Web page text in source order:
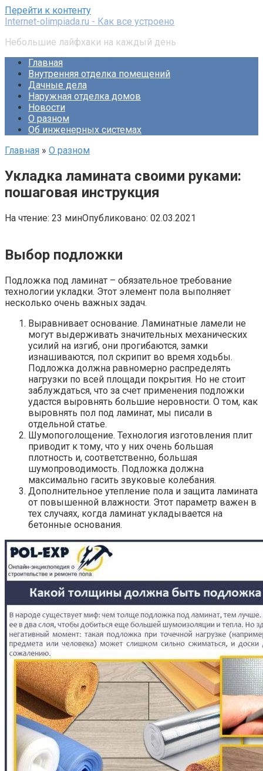
Перейти к контенту
Internet-olimpiada.ru - Как все устроено
Небольшие лайфхаки на каждый день
Главная
Внутренняя отделка помещений
Дачные дела
Наружная отделка домов
Новости
О разном
Об инженерных системах
Главная » О разном
Укладка ламината своими руками:
пошаговая инструкция
На чтение: 23 минОпубликовано: 02.03.2021
Выбор подложки
Подложка под ламинат – обязательное требование
технологии укладки. Этот элемент пола выполняет
несколько очень важных задач.
Выравнивает основание. Ламинатные ламели не
могут выдерживать значительных механических
усилий на изгиб, они прогибаются, замки
изнашиваются, пол скрипит во время ходьбы.
Подложка должна равномерно распределять
нагрузки по всей площади покрытия. Но не стоит
заблуждаться, что за счет применения подложки
удастся выровнять большие неровности. О том, как
выровнять пол под ламинат, мы писали в
отдельной статье.
Шумопоголощение. Технология изготовления плит
приводит к тому, что у них очень большая
плотность и, соответственно, большая
шумопроводимость. Подложка должна
максимально гасить звуковые колебания.
Дополнительное утепление пола и защита ламината
от повышенной влажности. Этот параметр важен в
тех случаях, когда ламинат укладывается на
бетонные основания.